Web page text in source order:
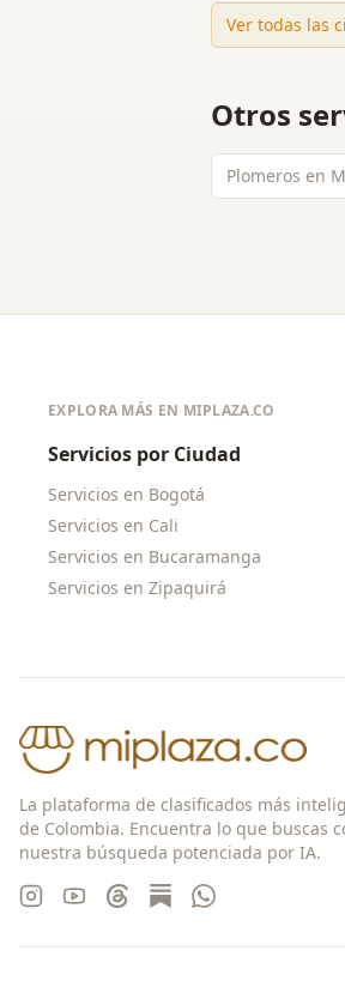
Ver todas las
Otros
Plomeros en
EXPLORA MÁS EN MIPLAZA.CO
Servicios por Ciudad
Servicios en Bogotá
Servicios en Cali
Servicios en Bucaramanga
Servicios en Zipaquirá
La plataforma de clasificados más
de Colombia. Encuentra lo que buscas
nuestra búsqueda potenciada por IA.